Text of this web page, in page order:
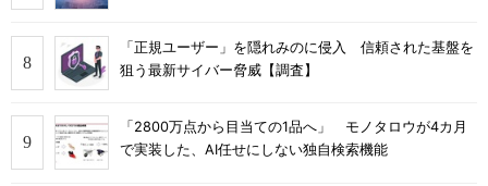
「正規ユーザー」を隠れみのに侵入 信頼された基盤を
狙う最新サイバー脅威【調査】
「2800万点から目当ての1品へ」 モノタロウが4カ月
で実装した、AI任せにしない独自検索機能